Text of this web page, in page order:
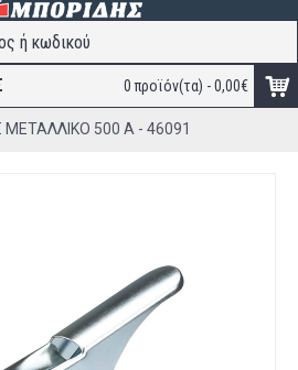
0 προϊόν(τα) - 0,00€
500 Α - 46091